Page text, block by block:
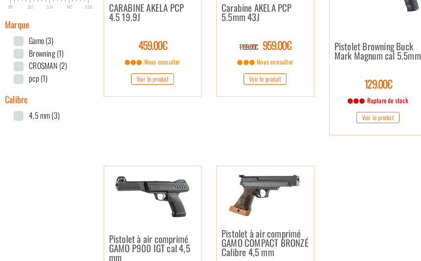
89 307 524 742 959
Marque
Gamo(3)
Browning(1)
CROSMAN (2)
pcp (1)
Calibre
4,5 mm(3)
CARABINE AKELA PCP
4.5 19.9J
459.00€
Nous consulter
Voir le produit
Carabine AKELA PCP
5.5mm 43J
1 199.00€ 959.00€
Nous consulter
Voir le produit
Pistolet Browning Buck
Mark Magnum cal 5.5mm
129.00€
Rupture de stock
Voir le produit
Pistolet à air comprimé
GAMO P900 IGT cal 4,5
mm
Pistolet à air comprimé
GAMO COMPACT BRONZÉ
Calibre 4,5 mm